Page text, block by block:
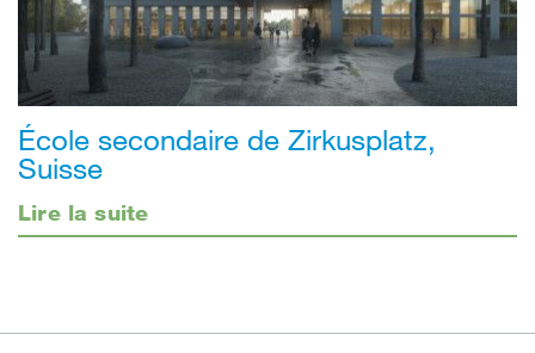
École secondaire de Zirkusplatz,
Suisse
Lire la suite